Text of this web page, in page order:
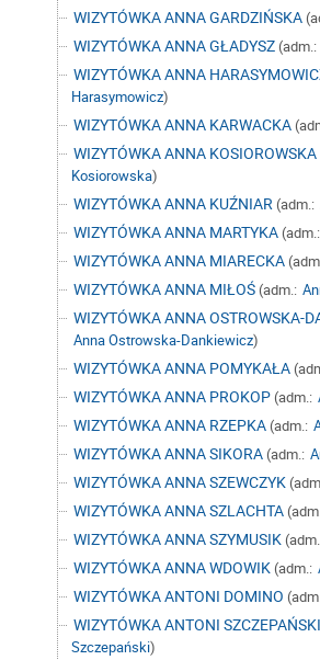
WIZYTÓWKA ANNA GARDZIŃSKA
WIZYTÓWKA ANNA GŁADYSZ(adm.:
WIZYTÓWKA ANNA
Harasymowicz)
WIZYTÓWKA ANNA KARWACKA
WIZYTÓWKA ANNA KOSIOROWSKA
Kosiorowska)
WIZYTÓWKA ANNA KUŹNIAR(adm.:
WIZYTÓWKA ANNA MARTYKA(adm.:
WIZYTÓWKA ANNA MIARECKA
WIZYTÓWKA ANNA MIŁOŚ(adm.:
WIZYTÓWKA ANNA OSTROWSKA-
Anna Ostrowska-Dankiewicz)
WIZYTÓWKA ANNA POMYKAŁA
WIZYTÓWKA ANNA PROKOP(adm.:
WIZYTÓWKA ANNA RZEPKA(adm.:
WIZYTÓWKA ANNA SIKORA(adm.:
WIZYTÓWKA ANNA SZEWCZYK
WIZYTÓWKA ANNA SZLACHTA
WIZYTÓWKA ANNA SZYMUSIK
WIZYTÓWKA ANNA WDOWIK(adm.:
WIZYTÓWKA ANTONI DOMINO
WIZYTÓWKA ANTONI SZCZEPAŃSKI
Szczepański)